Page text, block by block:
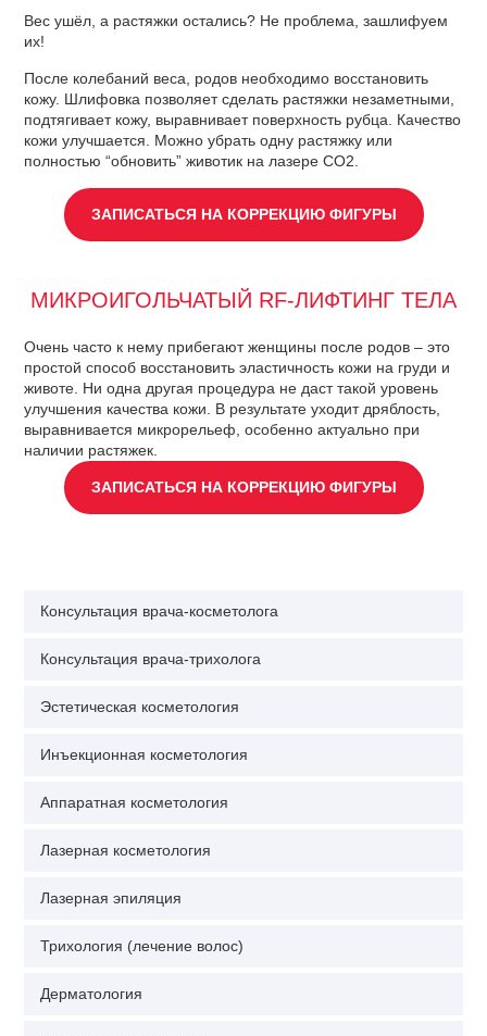
Вес ушёл, а растяжки остались? Не проблема, зашлифуем
их!
После колебаний веса, родов необходимо восстановить
кожу. Шлифовка позволяет сделать растяжки незаметными,
подтягивает кожу, выравнивает поверхность рубца. Качество
кожи улучшается. Можно убрать одну растяжку или
полностью “обновить” животик на лазере CO2.
ЗАПИСАТЬСЯ НА КОРРЕКЦИЮ ФИГУРЫ
МИКРОИГОЛЬЧАТЫЙ RF-ЛИФТИНГ ТЕЛА
Очень часто к нему прибегают женщины после родов – это
простой способ восстановить эластичность кожи на груди и
животе. Ни одна другая процедура не даст такой уровень
улучшения качества кожи. В результате уходит дряблость,
выравнивается микрорельеф, особенно актуально при
наличии растяжек.
ЗАПИСАТЬСЯ НА КОРРЕКЦИЮ ФИГУРЫ
Консультация врача-косметолога
Консультация врача-трихолога
Эстетическая косметология
Инъекционная косметология
Аппаратная косметология
Лазерная косметология
Лазерная эпиляция
Трихология (лечение волос)
Дерматология